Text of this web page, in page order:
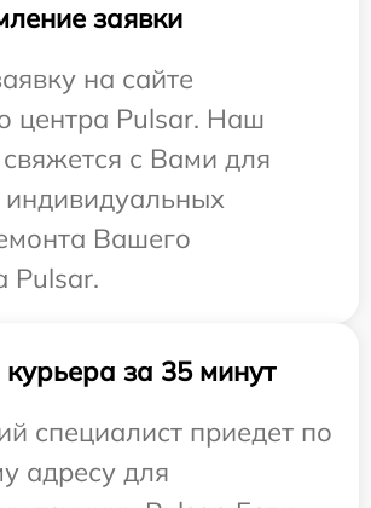
заявки
на сайте
центра Pulsar. Наш
с Вами для
индивидуальных
Вашего
Pulsar.
за 35 минут
специалист приедет по
адресу для